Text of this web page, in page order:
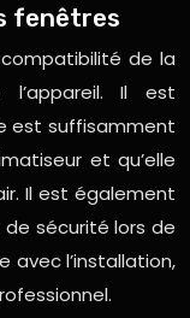
fenêtres
de la
Il est
est suffisamment
et qu’elle
Il est également
sécurité lors de
avec l’installation,